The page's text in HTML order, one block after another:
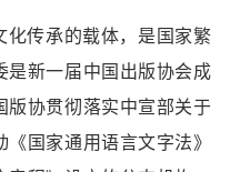
化传承的载体，是国家繁
是新一届中国出版协会成
版协贯彻落实中宣部关于
国家通用语言文字法》